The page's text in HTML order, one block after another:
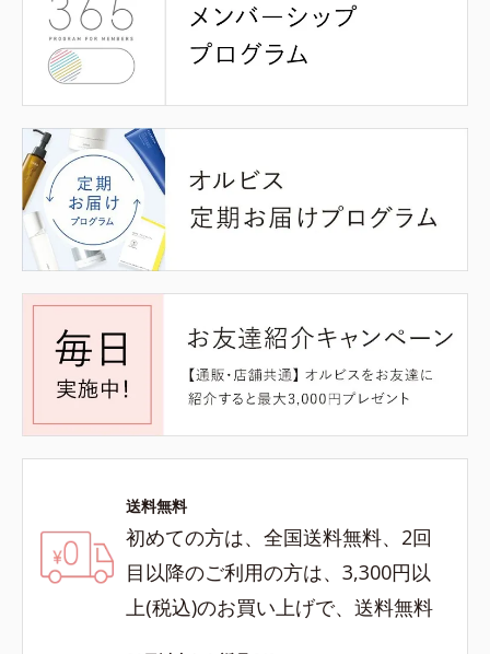
送料無料
初めての方は、全国送料無料、2回
目以降のご利用の方は、3,300円以
上(税込)のお買い上げで、送料無料